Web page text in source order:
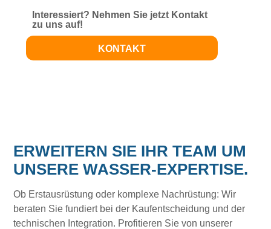
Interessiert? Nehmen Sie jetzt Kontakt
zu uns auf!
KONTAKT
ERWEITERN SIE IHR TEAM UM
UNSERE WASSER-EXPERTISE.
Ob Erstausrüstung oder komplexe Nachrüstung: Wir
beraten Sie fundiert bei der Kaufentscheidung und der
technischen Integration. Profitieren Sie von unserer